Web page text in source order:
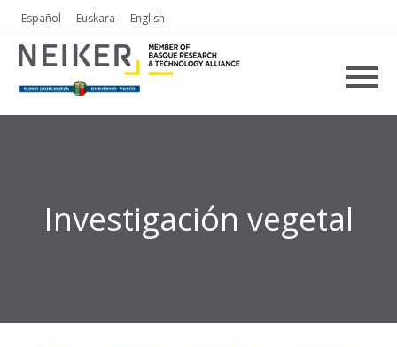
Español Euskara English
Investigación vegetal